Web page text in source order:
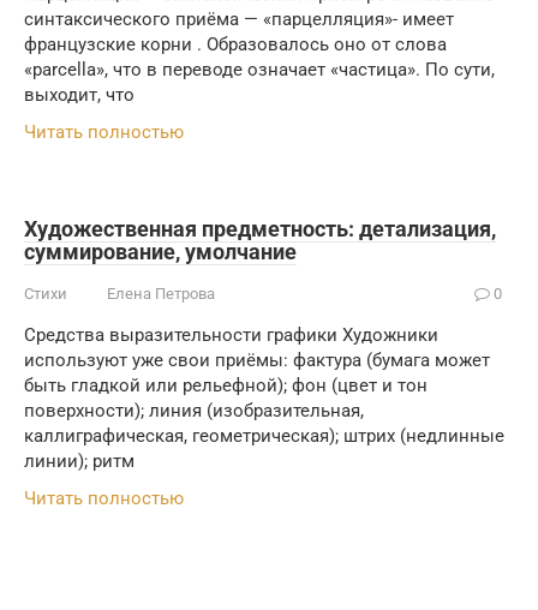
синтаксического приёма — «парцелляция»- имеет
французские корни . Образовалось оно от слова
«parcella», что в переводе означает «частица». По сути,
выходит, что
Читать полностью
Художественная предметность: детализация,
суммирование, умолчание
Стихи Елена Петрова 0
Средства выразительности графики Художники
используют уже свои приёмы: фактура (бумага может
быть гладкой или рельефной); фон (цвет и тон
поверхности); линия (изобразительная,
каллиграфическая, геометрическая); штрих (недлинные
линии); ритм
Читать полностью